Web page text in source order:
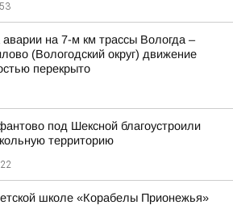
аварии на 7-м км трассы Вологда –
(Вологодский округ) движение
перекрыто
под Шексной благоустроили
территорию
школе «Корабелы Прионежья»